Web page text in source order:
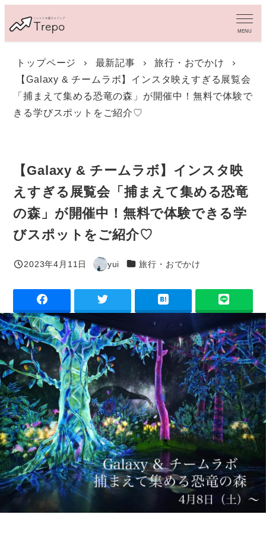
イ
MENU
トップページ 最新記事
旅行・おでかけ
【Galaxy & チームラボ】インスタ映えすぎる展覧会
「捕まえて集める恐竜の森」が開催中！無料で体験で
きる学びスポットをご紹介♡
【Galaxy & チームラボ】インスタ映
えすぎる展覧会「捕まえて集める恐竜
の森」が開催中！無料で体験できる学
びスポットをご紹介♡
投稿日
2023年4月11日
著
yui カテゴリー
旅行・おでかけ